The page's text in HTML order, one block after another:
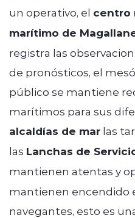
un operativo, el centro
marítimo de
registra las
de pronósticos, el
público se mantiene
marítimos para sus
alcaldías de mar las
las Lanchas de
mantienen atentas y
mantienen encendido
navegantes, esto es